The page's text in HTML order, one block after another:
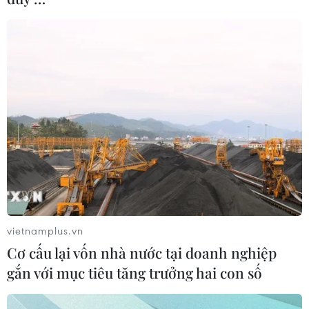
vietnamplus.vn
Cơ cấu lại vốn nhà nước tại doanh nghiệp
gắn với mục tiêu tăng trưởng hai con số